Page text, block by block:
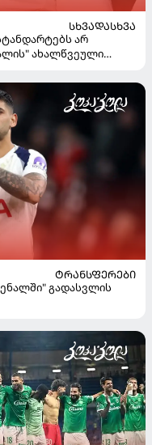
ᲡᲮᲕᲐᲓᲐᲡᲮᲕᲐ
არ
ახალწვეული
ᲢᲠᲐᲜᲡᲤᲔᲠᲔᲑᲘ
გადასვლის